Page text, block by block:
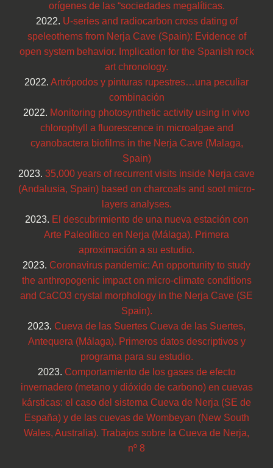
orígenes de las “sociedades megalíticas.
2022. U-series and radiocarbon cross dating of
speleothems from Nerja Cave (Spain): Evidence of
open system behavior. Implication for the Spanish rock
art chronology.
2022. Artrópodos y pinturas rupestres…una peculiar
combinación
2022. Monitoring photosynthetic activity using in vivo
chlorophyll a fluorescence in microalgae and
cyanobactera biofilms in the Nerja Cave (Malaga,
Spain)
2023. 35,000 years of recurrent visits inside Nerja cave
(Andalusia, Spain) based on charcoals and soot micro-
layers analyses.
2023. El descubrimiento de una nueva estación con
Arte Paleolítico en Nerja (Málaga). Primera
aproximación a su estudio.
2023. Coronavirus pandemic: An opportunity to study
the anthropogenic impact on micro-climate conditions
and CaCO3 crystal morphology in the Nerja Cave (SE
Spain).
2023. Cueva de las Suertes Cueva de las Suertes,
Antequera (Málaga). Primeros datos descriptivos y
programa para su estudio.
2023. Comportamiento de los gases de efecto
invernadero (metano y dióxido de carbono) en cuevas
kársticas: el caso del sistema Cueva de Nerja (SE de
España) y de las cuevas de Wombeyan (New South
Wales, Australia). Trabajos sobre la Cueva de Nerja,
nº 8